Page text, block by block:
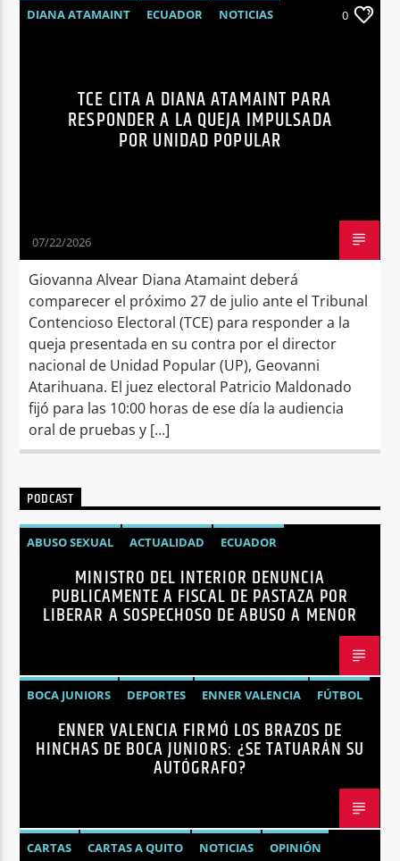
DIANA ATAMAINT ECUADOR
NOTICIAS
0
TCE CITA A DIANA ATAMAINT PARA
RESPONDER A LA QUEJA IMPULSADA
POR UNIDAD POPULAR
07/22/2026
Giovanna Alvear Diana Atamaint deberá
comparecer el próximo 27 de julio ante el Tribunal
Contencioso Electoral (TCE) para responder a la
queja presentada en su contra por el director
nacional de Unidad Popular (UP), Geovanni
Atarihuana. El juez electoral Patricio Maldonado
fijó para las 10:00 horas de ese día la audiencia
oral de pruebas y […]
PODCAST
ABUSO SEXUAL ACTUALIDAD
ECUADOR
JOHN REIMBERG
MINISTRO DEL INTERIOR
NOTICIAS
SEGURIDAD
MINISTRO DEL INTERIOR DENUNCIA
PUBLICAMENTE A FISCAL DE PASTAZA POR
LIBERAR A SOSPECHOSO DE ABUSO A MENOR
BOCA JUNIORS DEPORTES ENNER VALENCIA
FÚTBOL
NOTICIASENNER VALENCIA FIRMÓ LOS BRAZOS DE
HINCHAS DE BOCA JUNIORS: ¿SE TATUARÁN SU
AUTÓGRAFO?
CARTAS CARTAS A QUITO NOTICIAS OPINIÓN